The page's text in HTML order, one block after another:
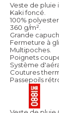
Veste de pluie
Kaki foncé.
100%
360 g/m².
Grande
Fermeture à
Multipoches.
Poignets
Système
Coutures
Passepoils